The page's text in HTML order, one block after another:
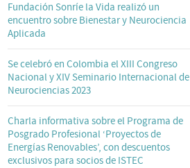
Fundación Sonríe la Vida realizó un
encuentro sobre Bienestar y Neurociencia
Aplicada
Se celebró en Colombia el XIII Congreso
Nacional y XIV Seminario Internacional de
Neurociencias 2023
Charla informativa sobre el Programa de
Posgrado Profesional ‘Proyectos de
Energías Renovables’, con descuentos
exclusivos para socios de ISTEC